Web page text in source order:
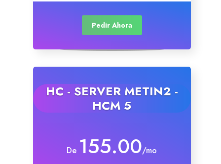
Pedir Ahora
HC - SERVER METIN2 -
HCM 5
De 155.00/mo